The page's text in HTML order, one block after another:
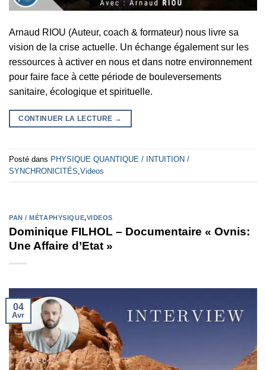
Arnaud RIOU (Auteur, coach & formateur) nous livre sa
vision de la crise actuelle. Un échange également sur les
ressources à activer en nous et dans notre environnement
pour faire face à cette période de bouleversements
sanitaire, écologique et spirituelle.
CONTINUER LA LECTURE →
Posté dans PHYSIQUE QUANTIQUE / INTUITION /
SYNCHRONICITÉS Videos
PAN / MÉTAPHYSIQUE,VIDEOS
Dominique FILHOL – Documentaire « Ovnis:
Une Affaire d’Etat »
04
Avr